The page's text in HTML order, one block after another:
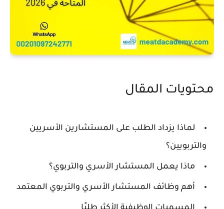
محتويات المقال
لماذا يزداد الطلب على المستشارين الأسريين
والتربويين؟
ماذا يعمل المستشار الأسري والتربوي؟
أهم وظائف المستشار الأسري والتربوي المعتمد